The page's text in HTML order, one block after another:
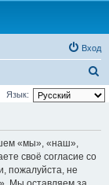
Вход
о
Язык:
«мы», «наш»,
своё согласие со
пожалуйста, не